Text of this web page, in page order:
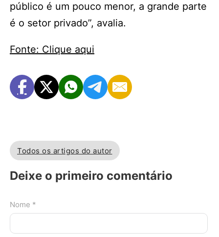
público é um pouco menor, a grande parte
é o setor privado”, avalia.
Fonte: Clique aqui
Todos os artigos do autor
Deixe o primeiro comentário
Nome *